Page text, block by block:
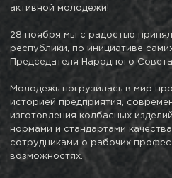
активной молодежи!
28 ноября мы с радостью
республики, по инициативе
Председателя Народного
Молодежь погрузилась в мир
историей предприятия,
изготовления колбасных
нормами и стандартами
сотрудниками о рабочих
возможностях.